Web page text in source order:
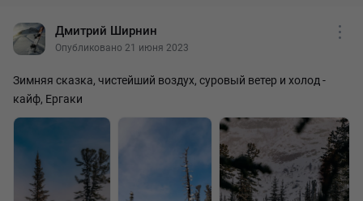
Дмитрий Ширнин
Опубликовано 21 июня 2023
Зимняя сказка, чистейший воздух, суровый ветер и холод -
кайф, Ергаки